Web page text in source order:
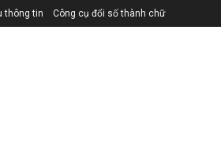
thông tin Công cụ đổi số thành chữ